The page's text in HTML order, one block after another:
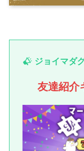
ジョイマダ
友達紹介